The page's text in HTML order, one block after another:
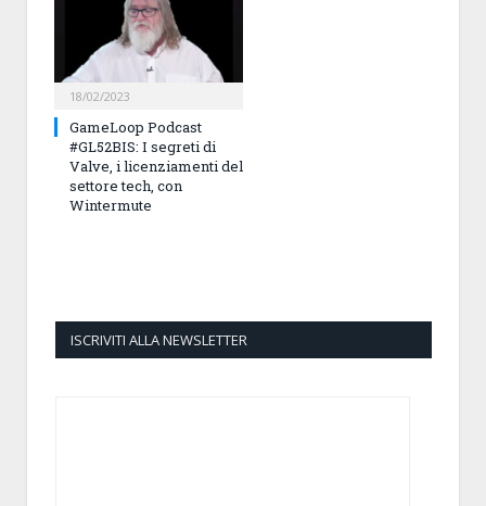
18/02/2023
GameLoop Podcast
#GL52BIS: I segreti di
Valve, i licenziamenti del
settore tech, con
Wintermute
ISCRIVITI ALLA NEWSLETTER